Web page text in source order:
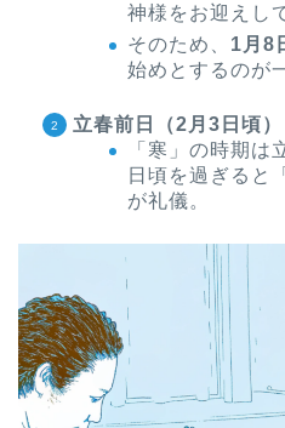
神様をお迎えし
そのため、 1月8
始めとするのが
立春前日（2月3日頃
「寒」の時期は
日頃を過ぎると
が礼儀。